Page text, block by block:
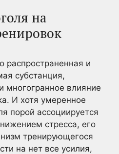
на
распространенная и
субстанция,
многогранное влияние
И хотя умеренное
порой ассоциируется
стресса, его
тренирующегося
на нет все усилия,